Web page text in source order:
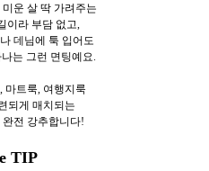
운 살 딱 가려주는
이라 부담 없고,
데님에 툭 입어도
는 그런 면팅예요.
마트룩, 여행지룩
되게 매치되는
전 강추합니다!
TIP